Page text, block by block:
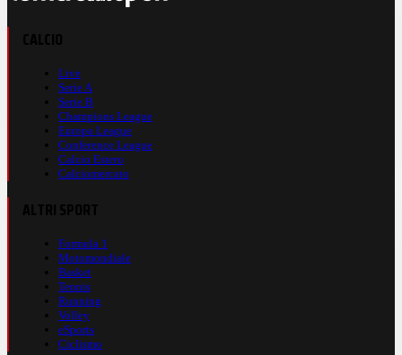
Live
Serie A
Serie B
Champions League
Europa League
Conference League
Calcio Estero
Calciomercato
Formula 1
Motomondiale
Basket
Tennis
Running
Volley
eSports
Ciclismo